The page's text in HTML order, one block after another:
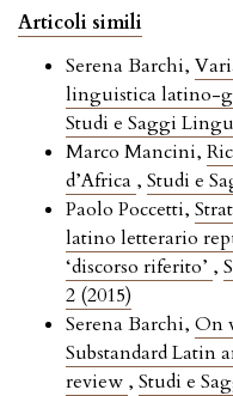
Articoli simili
Serena Barchi,
linguistica latino-
Studi e Saggi
Marco Mancini,
d’Africa , Studi e
Paolo Poccetti,
latino letterario
‘discorso riferito’ ,
2 (2015)
Serena Barchi, On
Substandard Latin
review , Studi e